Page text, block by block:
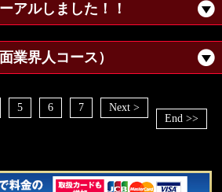
アルしました！！
業界人コース）
5 6 7
Next >
End >>